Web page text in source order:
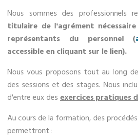
Nous sommes des professionnels
titulaire de l'agrément
représentants du personnel (
accessible en cliquant sur le lien).
Nous vous proposons tout au long de
des sessions et des stages. Nous
d'entre eux desexercices pratiques
Au cours de la formation, des
permettront :